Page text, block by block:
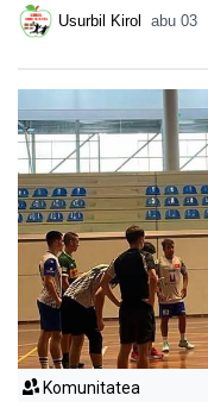
Usurbil Kirol abu 03
Komunitatea